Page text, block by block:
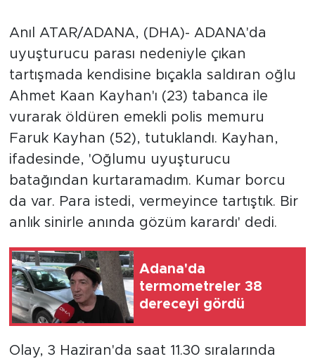
Anıl ATAR/ADANA, (DHA)- ADANA'da
uyuşturucu parası nedeniyle çıkan
tartışmada kendisine bıçakla saldıran oğlu
Ahmet Kaan Kayhan'ı (23) tabanca ile
vurarak öldüren emekli polis memuru
Faruk Kayhan (52), tutuklandı. Kayhan,
ifadesinde, 'Oğlumu uyuşturucu
batağından kurtaramadım. Kumar borcu
da var. Para istedi, vermeyince tartıştık. Bir
anlık sinirle anında gözüm karardı' dedi.
Adana'da
termometreler 38
dereceyi gördü
Olay, 3 Haziran'da saat 11.30 sıralarında